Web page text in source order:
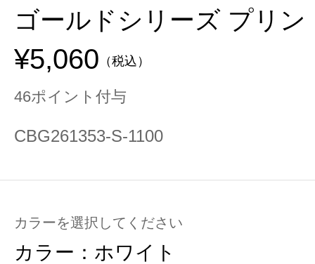
ゴールドシリーズ プリン
¥5,060 （税込）
46ポイント付与
CBG261353-S-1100
カラーを選択してください
カラー： ホワイト